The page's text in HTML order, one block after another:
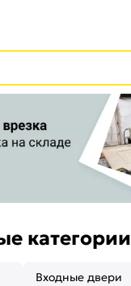
категории
Входные двери